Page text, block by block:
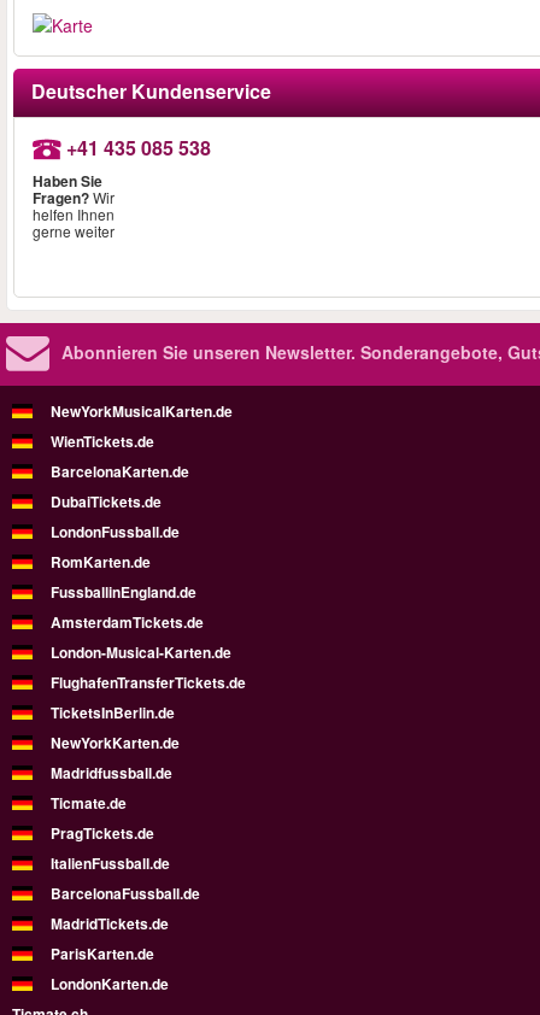
Deutscher Kundenservice
+41 435 085 538
Haben Sie
Fragen?Wir
helfen Ihnen
gerne weiter
Abonnieren Sie unseren Newsletter. Sonderangebote,
NewYorkMusicalKarten.de
WienTickets.de
BarcelonaKarten.de
DubaiTickets.de
LondonFussball.de
RomKarten.de
FussballinEngland.de
AmsterdamTickets.de
London-Musical-Karten.de
FlughafenTransferTickets.de
TicketsInBerlin.de
NewYorkKarten.de
Madridfussball.de
Ticmate.de
PragTickets.de
ItalienFussball.de
BarcelonaFussball.de
MadridTickets.de
ParisKarten.de
LondonKarten.de